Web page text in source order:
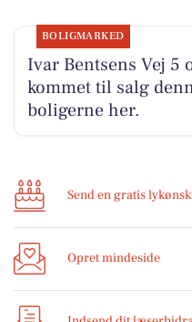
BOLIGMARKED
Ivar Bentsens Vej 5
kommet til salg
boligerne her.
Send en gratis
Opret mindeside